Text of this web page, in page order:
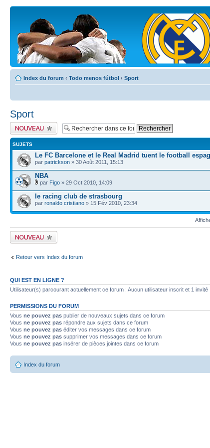
Index du forum ‹ Todo menos fútbol ‹ Sport
Sport
Publier un nouveau
sujet
SUJETS
Le FC Barcelone et le Real Madrid tuent le football
par patrickson » 30 Août 2011, 15:13
NBA
par Figo » 29 Oct 2010, 14:09
le racing club de strasbourg
par ronaldo cristiano » 15 Fév 2010, 23:34
Publier un nouveau
sujet
Retour vers Index du forum
QUI EST EN LIGNE ?
Utilisateur(s) parcourant actuellement ce forum : Aucun utilisateur inscrit et 1 invité
PERMISSIONS DU FORUM
Vous ne pouvez pas publier de nouveaux sujets dans ce forum
Vous ne pouvez pas répondre aux sujets dans ce forum
Vous ne pouvez pas éditer vos messages dans ce forum
Vous ne pouvez pas supprimer vos messages dans ce forum
Vous ne pouvez pas insérer de pièces jointes dans ce forum
Index du forum